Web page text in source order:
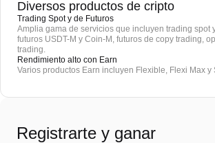
Diversos productos de cripto
Trading Spot y de Futuros
Amplia gama de servicios que incluyen trading spot
futuros USDT-M y Coin-M, futuros de copy trading,
trading.
Rendimiento alto con Earn
Varios productos Earn incluyen Flexible, Flexi Max y
Registrarte y ganar